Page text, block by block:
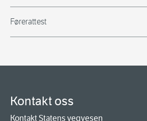
Førerattest
Kontakt oss
Kontakt Statens vegvesen